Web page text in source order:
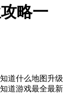
略一
道什么地图升级
道游戏最全最新